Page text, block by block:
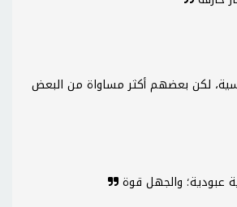
لكن بعضهم أكثر مساواة من البعض
عبودية؛ والجهل قوة